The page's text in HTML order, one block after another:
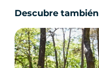
Descubre también